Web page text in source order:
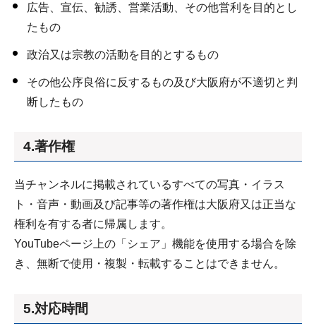
広告、宣伝、勧誘、営業活動、その他営利を目的とし
たもの
政治又は宗教の活動を目的とするもの
その他公序良俗に反するもの及び大阪府が不適切と判
断したもの
4.著作権
当チャンネルに掲載されているすべての写真・イラス
ト・音声・動画及び記事等の著作権は大阪府又は正当な
権利を有する者に帰属します。
YouTubeページ上の「シェア」機能を使用する場合を除
き、無断で使用・複製・転載することはできません。
5.対応時間